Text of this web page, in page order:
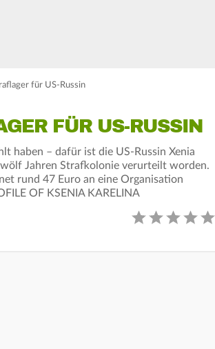
für US-Russin
FÜR US-RUSSIN
haben – dafür ist die US-Russin Xenia
Jahren Strafkolonie verurteilt worden.
rund 47 Euro an eine Organisation
OF KSENIA KARELINA